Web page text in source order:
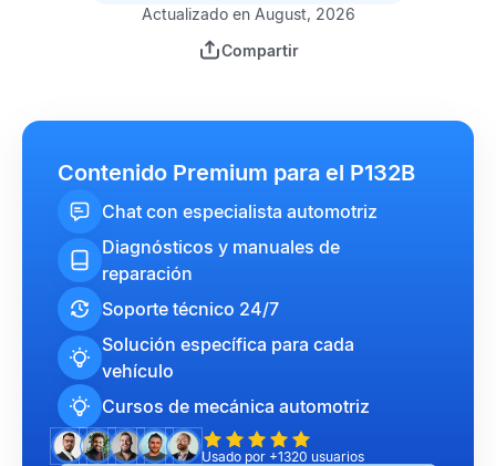
Actualizado en August, 2026
Compartir
Contenido Premium para el P132B
Chat con especialista automotriz
Diagnósticos y manuales de
reparación
Soporte técnico 24/7
Solución específica para cada
vehículo
Cursos de mecánica automotriz
Usado por +1320 usuarios